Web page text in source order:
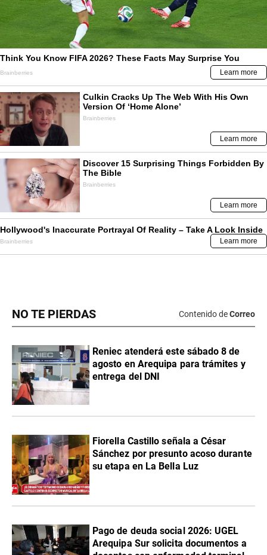
NO TE PIERDAS Contenido deCorreo
Reniec atenderá este sábado 8 de
agosto en Arequipa para trámites y
entrega del DNI
Fiorella Castillo señala a César
Sánchez por presunto acoso durante
su etapa en La Bella Luz
Pago de deuda social 2026: UGEL
Arequipa Sur solicita documentos a